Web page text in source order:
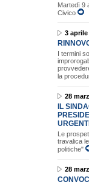
Martedì 9
Civico
3 aprile
I termini
la
28
IL
Le
travalica
politiche"
28